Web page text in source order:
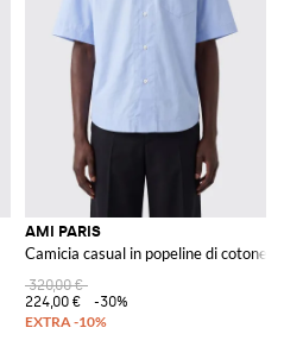
AMI PARIS
Camicia casual in popeline di cotone
320,00 €
224,00 €
-30%